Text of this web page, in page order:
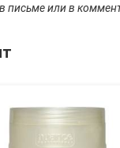
письме или в